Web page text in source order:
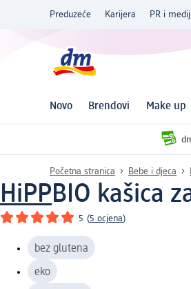
Preduzeće Karijera PR i mediji
Novo Brendovi Make up
Početna stranica Bebe i djeca
HiPPBIO kašica
5 (5 ocjena)
bez glutena
eko